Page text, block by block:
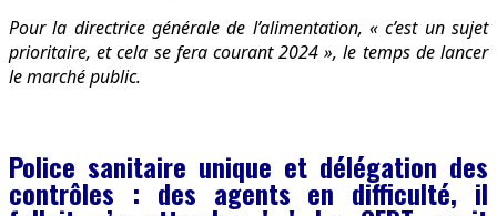
Pour la directrice générale de l’alimentation, « c’est un sujet
prioritaire, et cela se fera courant 2024 », le temps de lancer
le marché public.
Police sanitaire unique et délégation des
contrôles : des agents en difficulté, il